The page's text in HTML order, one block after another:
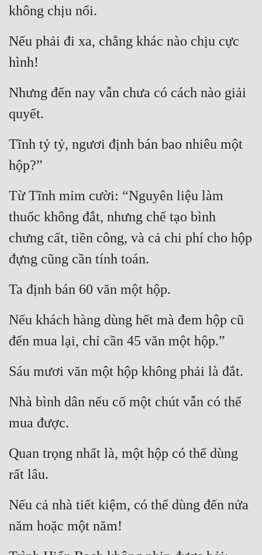
không chịu nổi.
Nếu phải đi xa, chẳng khác nào chịu cực
hình!
Nhưng đến nay vẫn chưa có cách nào giải
quyết.
Tĩnh tỷ tỷ, ngươi định bán bao nhiêu một
hộp?”
Từ Tĩnh mỉm cười: “Nguyên liệu làm
thuốc không đắt, nhưng chế tạo bình
chưng cất, tiền công, và cả chi phí cho hộp
đựng cũng cần tính toán.
Ta định bán 60 văn một hộp.
Nếu khách hàng dùng hết mà đem hộp cũ
đến mua lại, chỉ cần 45 văn một hộp.”
Sáu mươi văn một hộp không phải là đắt.
Nhà bình dân nếu cố một chút vẫn có thể
mua được.
Quan trọng nhất là, một hộp có thể dùng
rất lâu.
Nếu cả nhà tiết kiệm, có thể dùng đến nửa
năm hoặc một năm!